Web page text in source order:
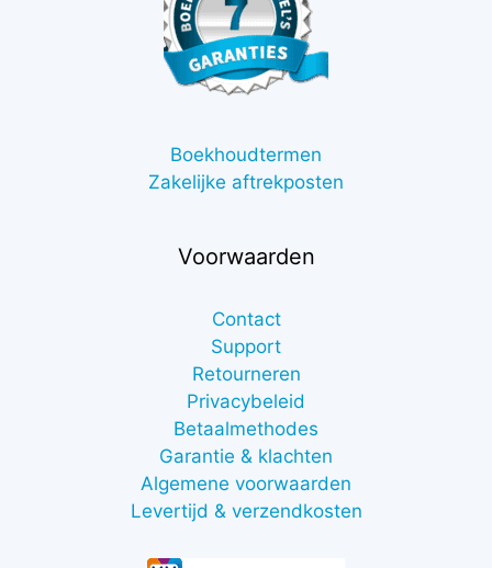
Boekhoudtermen
Zakelijke aftrekposten
Voorwaarden
Contact
Support
Retourneren
Privacybeleid
Betaalmethodes
Garantie & klachten
Algemene voorwaarden
Levertijd & verzendkosten